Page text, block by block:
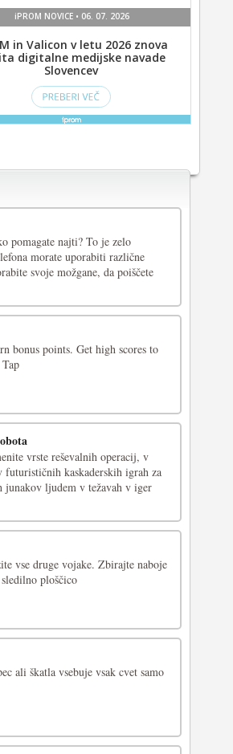
pomagate najti? To je zelo
morate uporabiti različne
svoje možgane, da poiščete
bonus points. Get high scores to
vrste reševalnih operacij, v
futurističnih kaskaderskih igrah za
ljudem v težavah v iger
vse druge vojake. Zbirajte naboje
ploščico
ali škatla vsebuje vsak cvet samo